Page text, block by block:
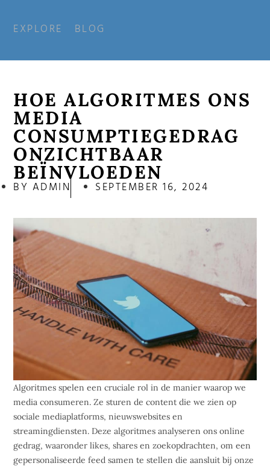
EXPLORE BLOG
HOE ALGORITMES ONS
MEDIA
CONSUMPTIEGEDRAG
ONZICHTBAAR
BEÏNVLOEDEN
BY ADMIN SEPTEMBER 16, 2024
Algoritmes spelen een cruciale rol in de manier waarop we
media consumeren. Ze sturen de content die we zien op
sociale mediaplatforms, nieuwswebsites en
streamingdiensten. Deze algoritmes analyseren ons online
gedrag, waaronder likes, shares en zoekopdrachten, om een
gepersonaliseerde feed samen te stellen die aansluit bij onze